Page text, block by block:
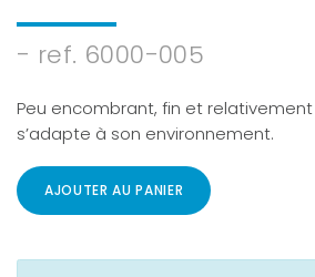
- ref. 6000-005
Peu encombrant, fin et relativement
s’adapte à son environnement.
AJOUTER AU PANIER